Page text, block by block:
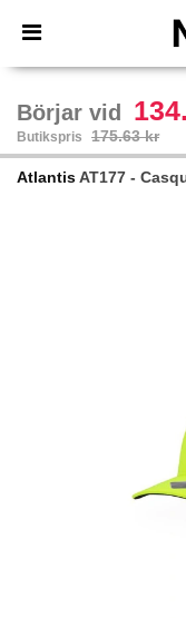
× Needen-
Bättre priser i
Börjar vid
Butikspris 175.63 kr
AtlantisAT177 -